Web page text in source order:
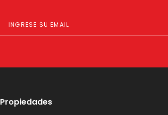
Propiedades